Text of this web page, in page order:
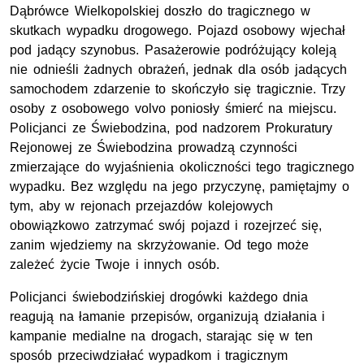
Dąbrówce Wielkopolskiej doszło do tragicznego w
skutkach wypadku drogowego. Pojazd osobowy wjechał
pod jadący szynobus. Pasażerowie podróżujący koleją
nie odnieśli żadnych obrażeń, jednak dla osób jadących
samochodem zdarzenie to skończyło się tragicznie. Trzy
osoby z osobowego volvo poniosły śmierć na miejscu.
Policjanci ze Świebodzina, pod nadzorem Prokuratury
Rejonowej ze Świebodzina prowadzą czynności
zmierzające do wyjaśnienia okoliczności tego tragicznego
wypadku. Bez względu na jego przyczynę, pamiętajmy o
tym, aby w rejonach przejazdów kolejowych
obowiązkowo zatrzymać swój pojazd i rozejrzeć się,
zanim wjedziemy na skrzyżowanie. Od tego może
zależeć życie Twoje i innych osób.
Policjanci świebodzińskiej drogówki każdego dnia
reagują na łamanie przepisów, organizują działania i
kampanie medialne na drogach, starając się w ten
sposób przeciwdziałać wypadkom i tragicznym